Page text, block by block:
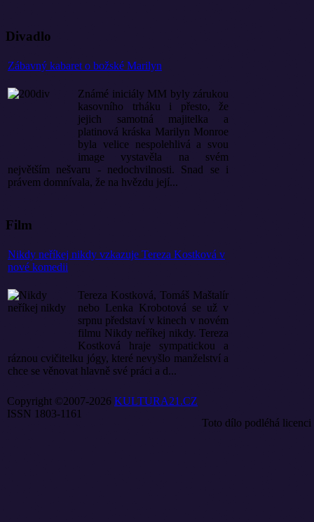
Divadlo
Zábavný kabaret o božské Marilyn
Známé iniciály MM byly zárukou
kasovního trháku i přesto, že
jejich samotná majitelka a
platinová kráska Marilyn Monroe
byla velice nespolehlivá a svou
image vystavěla na svém
největším nešvaru - nedochvilnosti. Snad se i
právem domnívala, že na hvězdu její...
Film
Nikdy neříkej nikdy vzkazuje Tereza Kostková v
nové komedii
Tereza Kostková, Tomáš Maštalír
nebo Lenka Krobotová se už v
srpnu představí v kinech v novém
filmu Nikdy neříkej nikdy. Tereza
Kostková hraje sympatickou a
ráznou cvičitelku jógy, které nevyšlo manželství a
chce se věnovat hlavně své práci a d...
Copyright ©2007-2026 KULTURA21.CZ
ISSN 1803-1161
Toto dílo podléhá licenci